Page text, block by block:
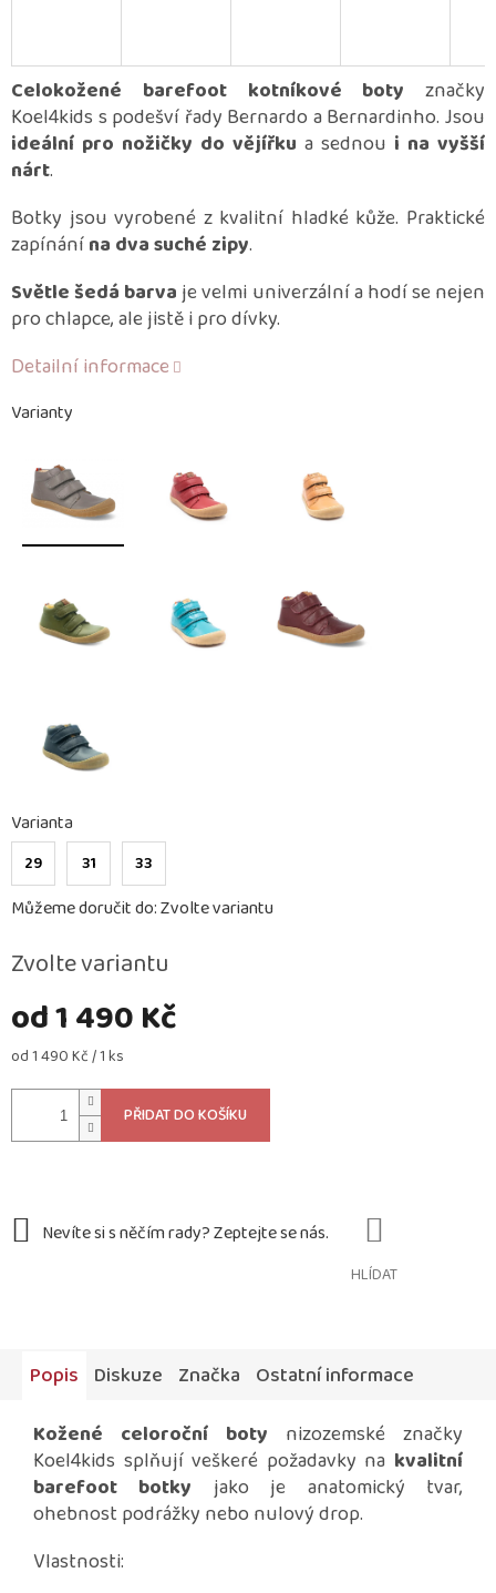
od1 490 Kč
Měrná
od 1 490 Kč / 1 ks
Zvolte variantu
Varianty
Varianta
29 31 33
Můžeme doručit do:Zvolte variantu
PŘIDAT DO KOŠÍKU
Celokožené barefoot kotníkové boty značky
Koel4kids s podešví řady Bernardo a Bernardinho. Jsou
ideální pro nožičky do vějířku a sednou i na vyšší
nárt.
Botky jsou vyrobené z kvalitní hladké kůže. Praktické
zapínánína dva suché zipy.
Světle šedá barvaje velmi univerzální a hodí se nejen
pro chlapce, ale jistě i pro dívky.
Detailní informace
HLÍDAT
Popis Diskuze Značka Ostatní informace
Kožené celoroční boty nizozemské značky
Koel4kids splňují veškeré požadavky na kvalitní
barefoot botky jako je anatomický tvar,
ohebnost podrážky nebo nulový drop.
Vlastnosti: